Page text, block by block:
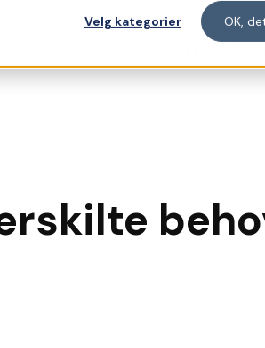
Velg kategorier OK,